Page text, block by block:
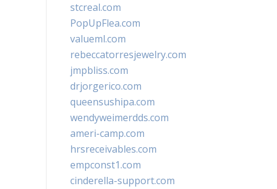
stcreal.com
PopUpFlea.com
valueml.com
rebeccatorresjewelry.com
jmpbliss.com
drjorgerico.com
queensushipa.com
wendyweimerdds.com
ameri-camp.com
hrsreceivables.com
empconst1.com
cinderella-support.com